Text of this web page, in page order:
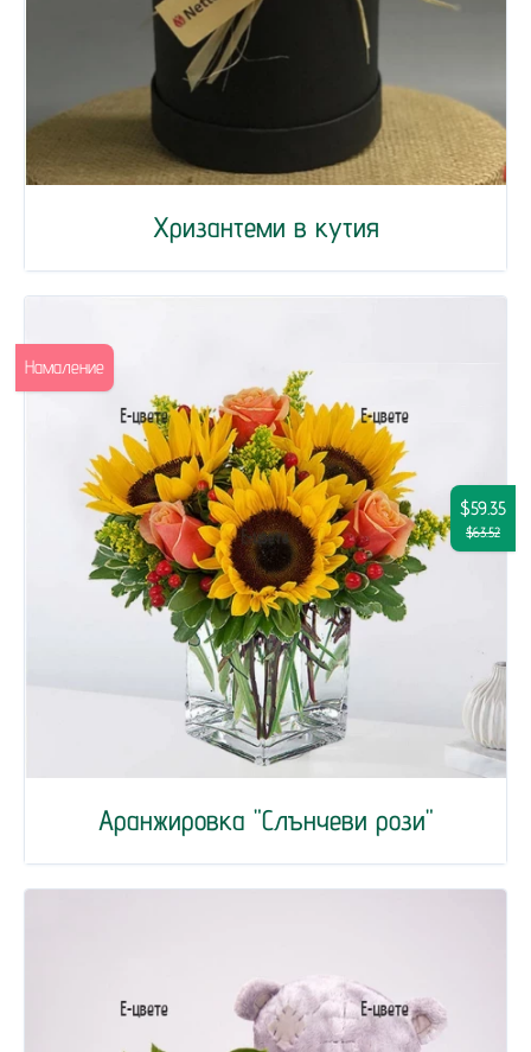
Хризантеми в кутия
Аранжировка "Слънчеви рози"
$59.35
$63.52
Намаление